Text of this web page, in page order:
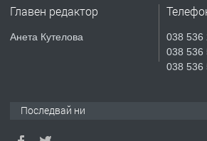
Давам гараж под
Главен редактор
Анета Кутелова
038 536
038 536
038 536
Последвай ни